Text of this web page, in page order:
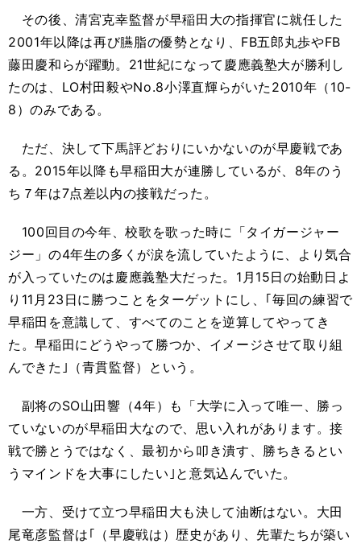
その後、清宮克幸監督が早稲田大の指揮官に就任した
2001年以降は再び臙脂の優勢となり、FB五郎丸歩やFB
藤田慶和らが躍動。21世紀になって慶應義塾大が勝利し
たのは、LO村田毅やNo.8小澤直輝らがいた2010年（10-
8）のみである。
ただ、決して下馬評どおりにいかないのが早慶戦であ
る。2015年以降も早稲田大が連勝しているが、8年のう
ち７年は7点差以内の接戦だった。
100回目の今年、校歌を歌った時に「タイガージャー
ジー」の4年生の多くが涙を流していたように、より気合
が入っていたのは慶應義塾大だった。1月15日の始動日よ
り11月23日に勝つことをターゲットにし、｢毎回の練習で
早稲田を意識して、すべてのことを逆算してやってき
た。早稲田にどうやって勝つか、イメージさせて取り組
んできた｣（青貫監督）という。
副将のSO山田響（4年）も「大学に入って唯一、勝っ
ていないのが早稲田大なので、思い入れがあります。接
戦で勝とうではなく、最初から叩き潰す、勝ちきるとい
うマインドを大事にしたい｣と意気込んでいた。
一方、受けて立つ早稲田大も決して油断はない。大田
尾竜彦監督は｢（早慶戦は）歴史があり、先輩たちが築い